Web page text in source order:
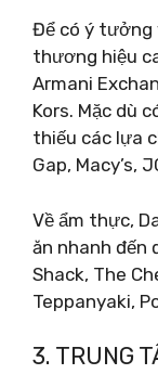
Để có ý tưởng
thương hiệu
Armani
Kors. Mặc dù
thiếu các lựa
Gap, Macy’s,
Về ẩm thực,
ăn nhanh đến
Shack, The
Teppanyaki,
3. TRUNG